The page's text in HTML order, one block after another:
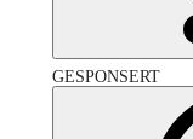
GESPONSERT